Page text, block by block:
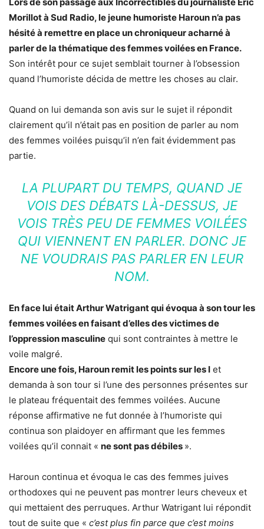
Morillot à Sud Radio, le jeune humoriste Haroun n’a pas
hésité à remettre en place un chroniqueur acharné à
parler de la thématique des femmes voilées en France.
Son intérêt pour ce sujet semblait tourner à l’obsession
quand l’humoriste décida de mettre les choses au clair.
Quand on lui demanda son avis sur le sujet il répondit
clairement qu’il n’était pas en position de parler au nom
des femmes voilées puisqu’il n’en fait évidemment pas
partie.
LA PLUPART DU TEMPS, QUAND JE
VOIS DES DÉBATS LÀ-DESSUS, JE
VOIS TRÈS PEU DE FEMMES VOILÉES
QUI VIENNENT EN PARLER. DONC JE
NE VOUDRAIS PAS PARLER EN LEUR
NOM.
En face lui était Arthur Watrigant qui évoqua à son tour les
femmes voilées en faisant d’elles des victimes de
l’oppression masculine qui sont contraintes à mettre le
voile malgré.
Encore une fois, Haroun remit les points sur les I et
demanda à son tour si l’une des personnes présentes sur
le plateau fréquentait des femmes voilées. Aucune
réponse affirmative ne fut donnée à l’humoriste qui
continua son plaidoyer en affirmant que les femmes
voilées qu’il connait « ne sont pas débiles ».
Haroun continua et évoqua le cas des femmes juives
orthodoxes qui ne peuvent pas montrer leurs cheveux et
qui mettaient des perruques. Arthur Watrigant lui répondit
tout de suite que « c’est plus fin parce que c’est moins